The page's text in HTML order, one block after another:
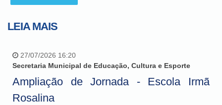
LEIA MAIS
27/07/2026 16:20
Secretaria Municipal de Educação, Cultura e Esporte
Ampliação de Jornada - Escola Irmã
Rosalina